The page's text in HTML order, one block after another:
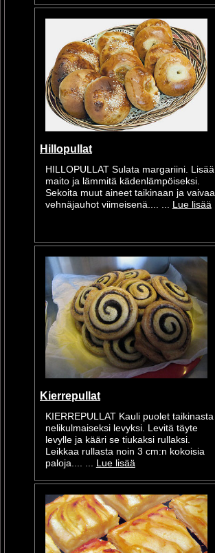
Hillopullat
HILLOPULLAT Sulata margariini. Lisää
maito ja lämmitä kädenlämpöiseksi.
Sekoita muut aineet taikinaan ja vaivaa
vehnäjauhot viimeisenä.... ... Lue lisää
Kierrepullat
KIERREPULLAT Kauli puolet taikinasta
nelikulmaiseksi levyksi. Levitä täyte
levylle ja kääri se tiukaksi rullaksi.
Leikkaa rullasta noin 3 cm:n kokoisia
paloja.... ... Lue lisää